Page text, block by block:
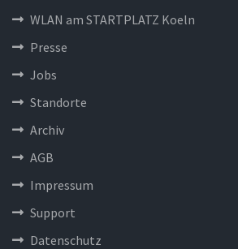
WLAN am STARTPLATZ Koeln
Presse
Jobs
Standorte
Archiv
AGB
Impressum
Support
Datenschutz